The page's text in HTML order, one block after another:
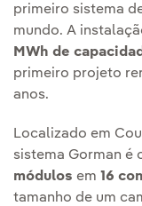
primeiro sistema
mundo. A
MWh de
primeiro projeto
anos.
Localizado em
sistema Gorman é
módulos em 16
tamanho de um